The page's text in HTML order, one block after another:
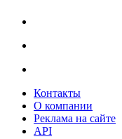
Контакты
О компании
Реклама на сайте
API